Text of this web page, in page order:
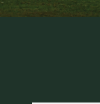
よくある